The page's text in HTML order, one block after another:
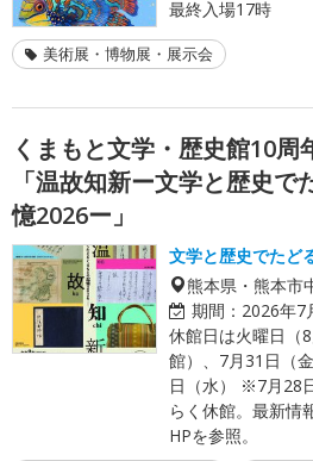
最終入場17時
美術展・博物展・展示会
くまもと文学・歴史館10周
「温故知新ー文学と歴史
憶2026ー」
文学と歴史でたど
熊本県・熊本市
期間： 2026年7
休館日は火曜日（
館）、7月31日（
日（水） ※7月28
らく休館。最新情
HPを参照。